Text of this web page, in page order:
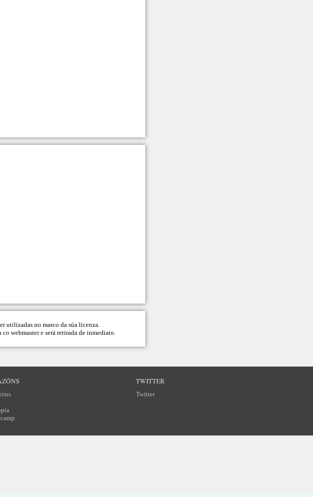
utilizadas no marco da súa licenza.
cowebmastere será retirada de inmediato.
TWITTER
Twitter